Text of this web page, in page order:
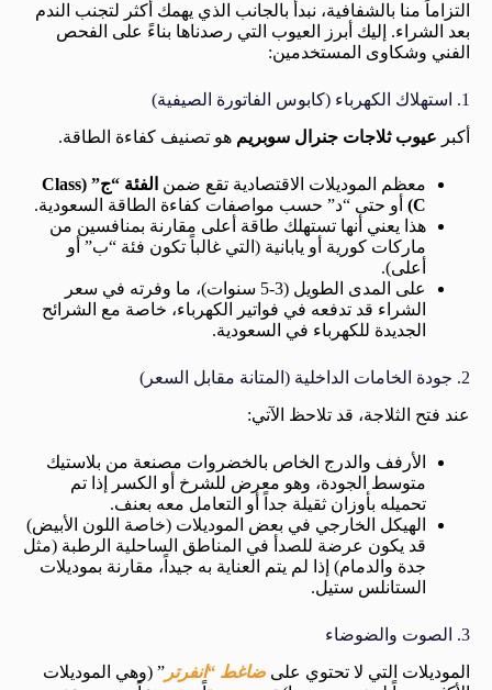
التزاماً منا بالشفافية، نبدأ بالجانب الذي يهمك أكثر لتجنب الندم
بعد الشراء. إليك أبرز العيوب التي رصدناها بناءً على الفحص
الفني وشكاوى المستخدمين:
1. استهلاك الكهرباء (كابوس الفاتورة الصيفية)
أكبر عيوب ثلاجات جنرال سوبريم هو تصنيف كفاءة الطاقة.
معظم الموديلات الاقتصادية تقع ضمن
الفئة “ج” (Class
C)
أو حتى “د” حسب مواصفات كفاءة الطاقة السعودية.
هذا يعني أنها تستهلك طاقة أعلى مقارنة بمنافسين من
ماركات كورية أو يابانية (التي غالباً تكون فئة “ب” أو
أعلى).
على المدى الطويل (3-5 سنوات)، ما وفرته في سعر
الشراء قد تدفعه في فواتير الكهرباء، خاصة مع الشرائح
الجديدة للكهرباء في السعودية.
2. جودة الخامات الداخلية (المتانة مقابل السعر)
عند فتح الثلاجة، قد تلاحظ الآتي:
الأرفف والدرج الخاص بالخضروات مصنعة من بلاستيك
متوسط الجودة، وهو معرض للشرخ أو الكسر إذا تم
تحميله بأوزان ثقيلة جداً أو التعامل معه بعنف.
الهيكل الخارجي في بعض الموديلات (خاصة اللون الأبيض)
قد يكون عرضة للصدأ في المناطق الساحلية الرطبة (مثل
جدة والدمام) إذا لم يتم العناية به جيداً، مقارنة بموديلات
الستانلس ستيل.
3. الصوت والضوضاء
الموديلات التي لا تحتوي على ضاغط “انفرتر ” (وهي الموديلات